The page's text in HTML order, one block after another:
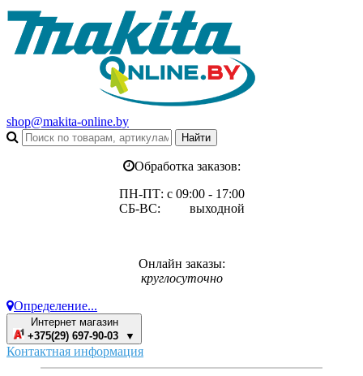
shop@makita-online.by
Обработка заказов:
ПН-ПТ: с 09:00 - 17:00
СБ-ВС: выходной
Онлайн заказы:
круглосуточно
Определение...
Интернет магазин
+375(29) 697-90-03 ▼
Контактная информация